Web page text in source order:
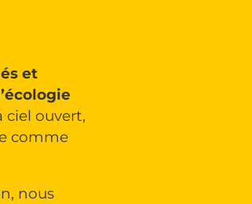
et
ciel ouvert,
comme
nous